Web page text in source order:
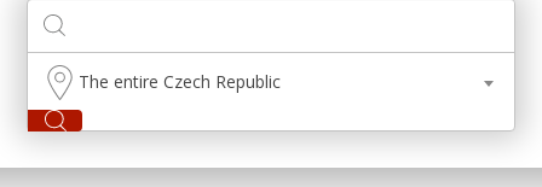
The entire Czech Republic